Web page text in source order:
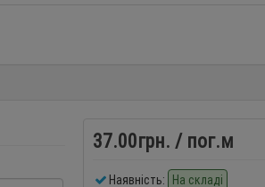
37.00грн. / пог.м
Наявність: На складі